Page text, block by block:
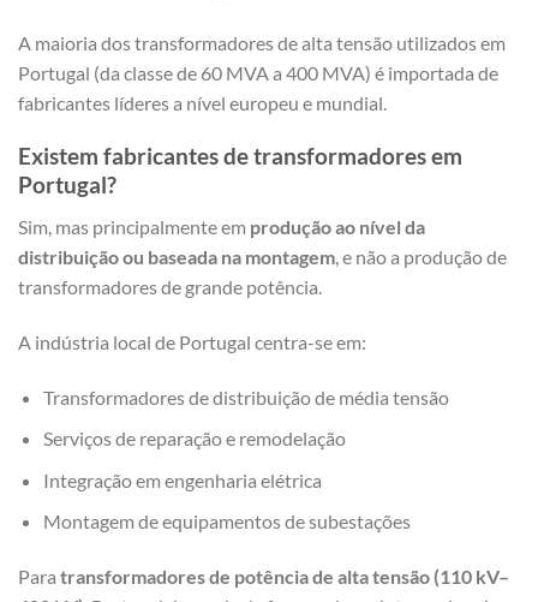
A maioria dos transformadores de alta tensão utilizados em
Portugal (da classe de 60 MVA a 400 MVA) é importada de
fabricantes líderes a nível europeu e mundial.
Existem fabricantes de transformadores em
Portugal?
Sim, mas principalmente em produção ao nível da
distribuição ou baseada na montagem, e não a produção de
transformadores de grande potência.
A indústria local de Portugal centra-se em:
Transformadores de distribuição de média tensão
Serviços de reparação e remodelação
Integração em engenharia elétrica
Montagem de equipamentos de subestações
Para transformadores de potência de alta tensão (110 kV–